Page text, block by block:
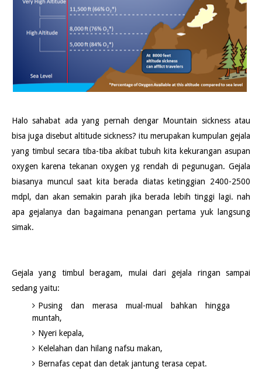
Halo sahabat ada yang pernah dengar Mountain sickness atau
bisa juga disebut altitude sickness? itu merupakan kumpulan gejala
yang timbul secara tiba-tiba akibat tubuh kita kekurangan asupan
oxygen karena tekanan oxygen yg rendah di pegunugan. Gejala
biasanya muncul saat kita berada diatas ketinggian 2400-2500
mdpl, dan akan semakin parah jika berada lebih tinggi lagi. nah
apa gejalanya dan bagaimana penangan pertama yuk langsung
simak.
Gejala yang timbul beragam, mulai dari gejala ringan sampai
sedang yaitu:
Pusing dan merasa mual-mual bahkan hingga
muntah,
Nyeri kepala,
Kelelahan dan hilang nafsu makan,
Bernafas cepat dan detak jantung terasa cepat.